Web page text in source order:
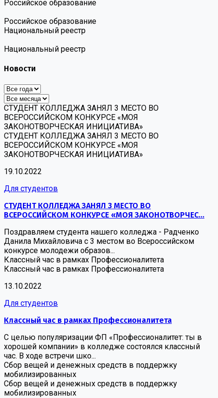
Российское образование
Российское образование
Национальный реестр
Национальный реестр
Новости
СТУДЕНТ КОЛЛЕДЖА ЗАНЯЛ 3 МЕСТО ВО
ВСЕРОССИЙСКОМ КОНКУРСЕ «МОЯ
ЗАКОНОТВОРЧЕСКАЯ ИНИЦИАТИВА»
СТУДЕНТ КОЛЛЕДЖА ЗАНЯЛ 3 МЕСТО ВО
ВСЕРОССИЙСКОМ КОНКУРСЕ «МОЯ
ЗАКОНОТВОРЧЕСКАЯ ИНИЦИАТИВА»
19.10.2022
Для студентов
СТУДЕНТ КОЛЛЕДЖА ЗАНЯЛ 3 МЕСТО ВО
ВСЕРОССИЙСКОМ КОНКУРСЕ «МОЯ ЗАКОНОТВОРЧЕС...
Поздравляем студента нашего колледжа - Радченко
Данила Михайловича с 3 местом во Всероссийском
конкурсе молодежи образов...
Классный час в рамках Профессионалитета
Классный час в рамках Профессионалитета
13.10.2022
Для студентов
Классный час в рамках Профессионалитета
С целью популяризации ФП «Профессионалитет: ты в
хорошей компании» в колледже состоялся классный
час. В ходе встречи шко...
Сбор вещей и денежных средств в поддержку
мобилизированных
Сбор вещей и денежных средств в поддержку
мобилизированных